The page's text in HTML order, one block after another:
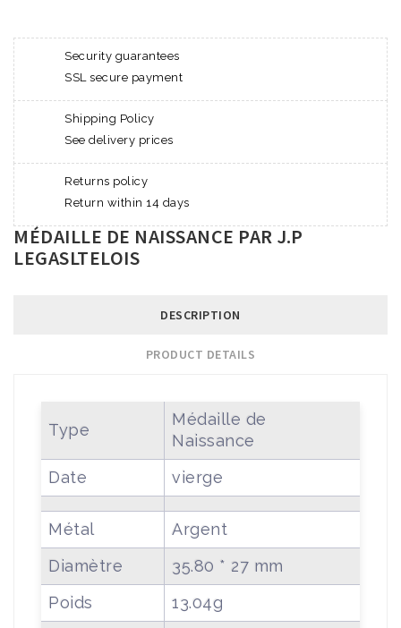
Security guarantees
SSL secure payment
Shipping Policy
See delivery prices
Returns policy
Return within 14 days
MÉDAILLE DE NAISSANCE PAR J.P
LEGASLTELOIS
DESCRIPTION
PRODUCT DETAILS
Type
Médaille de
Naissance
Date
vierge
Métal
Argent
Diamètre
35.80 * 27 mm
Poids
13.04g